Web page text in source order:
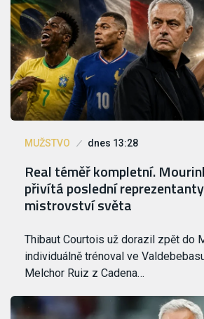
MUŽSTVO dnes 13:28
Real téměř kompletní.
přivítá poslední
mistrovství světa
Thibaut Courtois už dorazil zpět do
individuálně trénoval ve
Melchor Ruiz z Cadena…